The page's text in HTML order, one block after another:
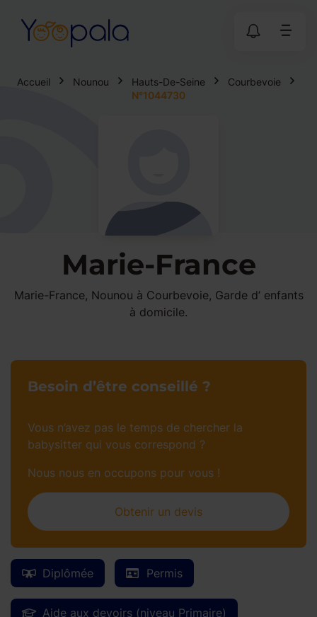
Accueil Nounou Hauts-De-Seine
Courbevoie
N°1044730
Marie-France
Marie-France, Nounou à Courbevoie, Garde d’ enfants
à domicile.
Diplômée Permis
Aide aux devoirs (niveau Primaire)
Besoin d’être conseillé ?
Vous n’avez pas le temps de chercher la
babysitter qui vous correspond ?
Nous nous en occupons pour vous !
Obtenir un devis